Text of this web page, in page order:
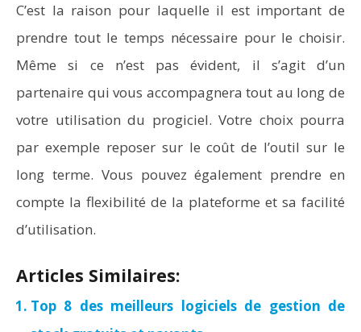
C’est la raison pour laquelle il est important de
prendre tout le temps nécessaire pour le choisir.
Même si ce n’est pas évident, il s’agit d’un
partenaire qui vous accompagnera tout au long de
votre utilisation du progiciel. Votre choix pourra
par exemple reposer sur le coût de l’outil sur le
long terme. Vous pouvez également prendre en
compte la flexibilité de la plateforme et sa facilité
d’utilisation.
Articles Similaires:
Top 8 des meilleurs logiciels de gestion de